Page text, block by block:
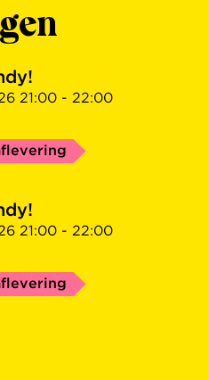
21:00 - 22:00
21:00 - 22:00